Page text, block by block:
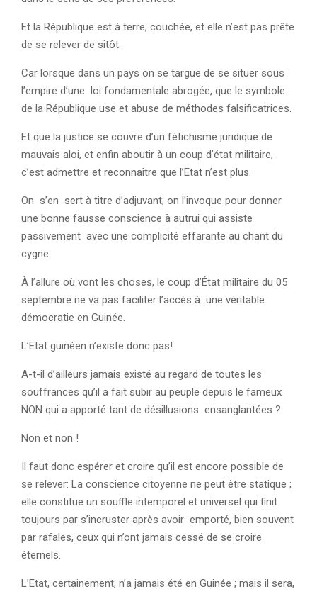
Et la République est à terre, couchée, et elle n’est pas prête
de se relever de sitôt.
Car lorsque dans un pays on se targue de se situer sous
l’empire d’une loi fondamentale abrogée, que le symbole
de la République use et abuse de méthodes falsificatrices.
Et que la justice se couvre d’un fétichisme juridique de
mauvais aloi, et enfin aboutir à un coup d’état militaire,
c’est admettre et reconnaître que l’Etat n’est plus.
On s’en sert à titre d’adjuvant; on l’invoque pour donner
une bonne fausse conscience à autrui qui assiste
passivement avec une complicité effarante au chant du
cygne.
À l’allure où vont les choses, le coup d’État militaire du 05
septembre ne va pas faciliter l’accès à une véritable
démocratie en Guinée.
L’Etat guinéen n’existe donc pas!
A-t-il d’ailleurs jamais existé au regard de toutes les
souffrances qu’il a fait subir au peuple depuis le fameux
NON qui a apporté tant de désillusions ensanglantées ?
Non et non !
Il faut donc espérer et croire qu’il est encore possible de
se relever: La conscience citoyenne ne peut être statique ;
elle constitue un souffle intemporel et universel qui finit
toujours par s’incruster après avoir emporté, bien souvent
par rafales, ceux qui n’ont jamais cessé de se croire
éternels.
L’Etat, certainement, n’a jamais été en Guinée ; mais il sera,